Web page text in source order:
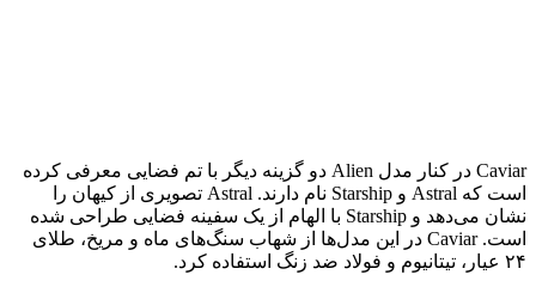
Caviar در کنار مدل Alien دو گزینه دیگر با تم فضایی معرفی کرده
است که Astral و Starship نام دارند. Astral تصویری از کیهان را
نشان می‌دهد و Starship با الهام از یک سفینه فضایی طراحی شده
است. Caviar در این مدل‌ها از شهاب سنگ‌های ماه و مریخ، طلای
۲۴ عیار، تیتانیوم و فولاد ضد زنگ استفاده کرد.